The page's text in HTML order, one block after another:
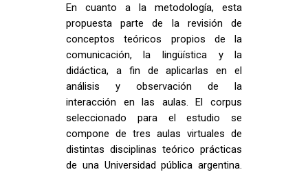
En cuanto a la metodología, esta
propuesta parte de la revisión de
conceptos teóricos propios de la
comunicación, la lingüística y la
didáctica, a fin de aplicarlas en el
análisis y observación de la
interacción en las aulas. El corpus
seleccionado para el estudio se
compone de tres aulas virtuales de
distintas disciplinas teórico prácticas
de una Universidad pública argentina.